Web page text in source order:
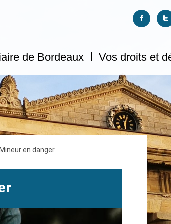
Suivez-
de Bordeaux Vos droits et
Mineur en danger